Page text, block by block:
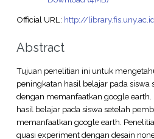
Official URL: http://library.fis.uny.ac.id
Abstract
Tujuan penelitian ini untuk
peningkatan hasil belajar pada siswa
dengan memanfaatkan google earth.
hasil belajar pada siswa setelah
memanfaatkan google earth.
quasi experiment dengan desain